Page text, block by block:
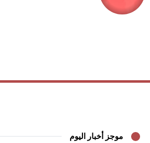
موجز أخبار اليوم